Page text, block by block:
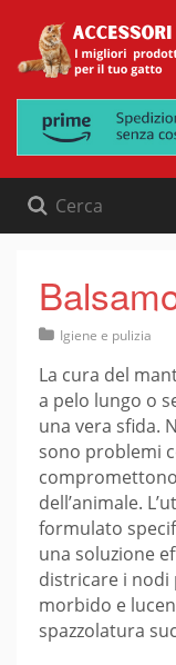
content
Igiene e pulizia
La cura del
a pelo lungo o
una vera sfida.
sono problemi
dell’animale.
formulato
una soluzione
districare i nodi
morbido e
spazzolatura